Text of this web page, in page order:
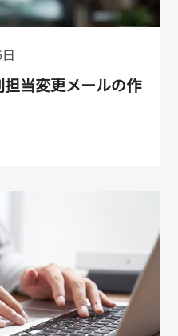
担当変更メールの作